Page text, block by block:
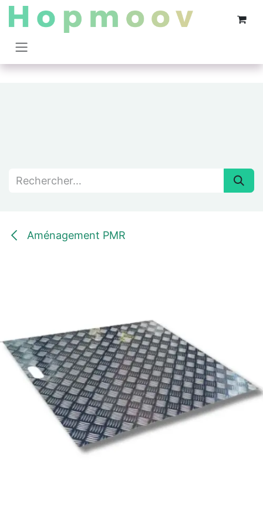
Se rendre au contenu
Aménagement PMR